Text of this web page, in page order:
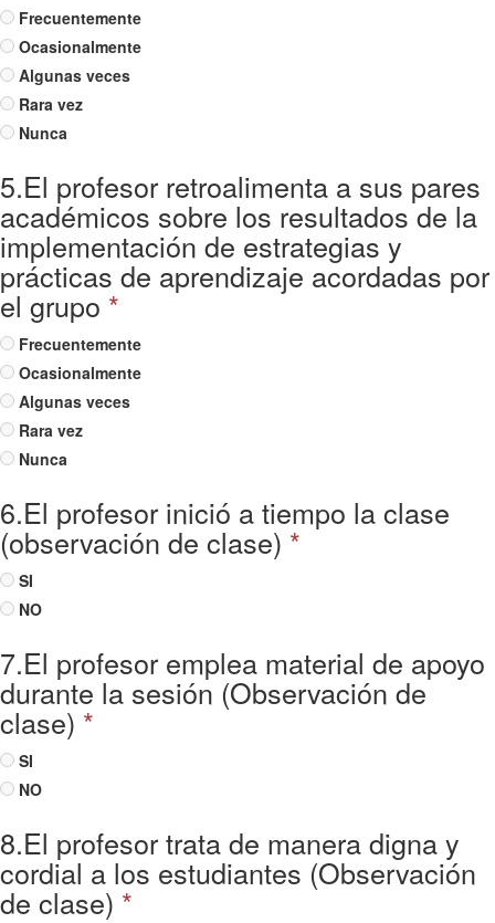
Frecuentemente
Ocasionalmente
Algunas veces
Rara vez
Nunca
5.El profesor retroalimenta a sus pares
académicos sobre los resultados de la
implementación de estrategias y
prácticas de aprendizaje acordadas por
el grupo *
Frecuentemente
Ocasionalmente
Algunas veces
Rara vez
Nunca
6.El profesor inició a tiempo la clase
(observación de clase) *
SI
NO
7.El profesor emplea material de apoyo
durante la sesión (Observación de
clase) *
SI
NO
8.El profesor trata de manera digna y
cordial a los estudiantes (Observación
de clase) *